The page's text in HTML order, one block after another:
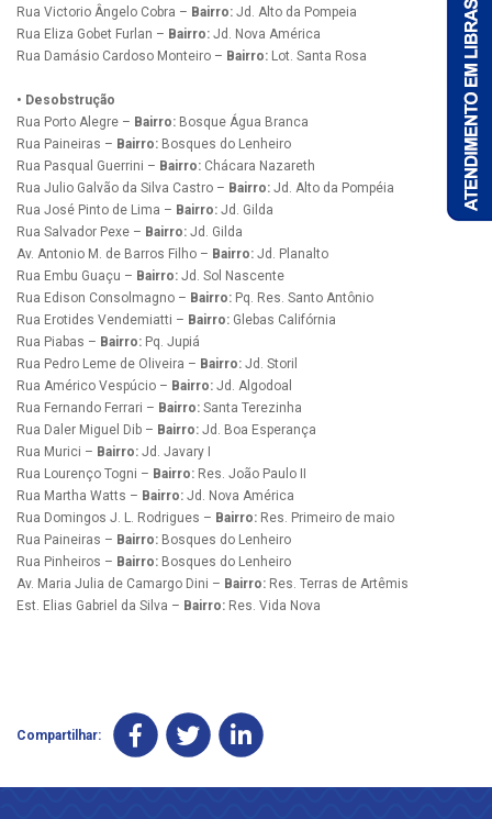
Rua Victorio Ângelo Cobra – Bairro: Jd. Alto da Pompeia
Rua Eliza Gobet Furlan – Bairro: Jd. Nova América
Rua Damásio Cardoso Monteiro – Bairro: Lot. Santa Rosa
• Desobstrução
Rua Porto Alegre – Bairro: Bosque Água Branca
Rua Paineiras – Bairro: Bosques do Lenheiro
Rua Pasqual Guerrini – Bairro: Chácara Nazareth
Rua Julio Galvão da Silva Castro – Bairro: Jd. Alto da Pompéia
Rua José Pinto de Lima – Bairro: Jd. Gilda
Rua Salvador Pexe – Bairro: Jd. Gilda
Av. Antonio M. de Barros Filho – Bairro: Jd. Planalto
Rua Embu Guaçu – Bairro: Jd. Sol Nascente
Rua Edison Consolmagno – Bairro: Pq. Res. Santo Antônio
Rua Erotides Vendemiatti – Bairro: Glebas Califórnia
Rua Piabas – Bairro: Pq. Jupiá
Rua Pedro Leme de Oliveira – Bairro: Jd. Storil
Rua Américo Vespúcio – Bairro: Jd. Algodoal
Rua Fernando Ferrari – Bairro: Santa Terezinha
Rua Daler Miguel Dib – Bairro: Jd. Boa Esperança
Rua Murici – Bairro: Jd. Javary I
Rua Lourenço Togni – Bairro: Res. João Paulo II
Rua Martha Watts – Bairro: Jd. Nova América
Rua Domingos J. L. Rodrigues – Bairro: Res. Primeiro de maio
Rua Paineiras – Bairro: Bosques do Lenheiro
Rua Pinheiros – Bairro: Bosques do Lenheiro
Av. Maria Julia de Camargo Dini – Bairro: Res. Terras de Artêmis
Est. Elias Gabriel da Silva – Bairro: Res. Vida Nova
Compartilhar: